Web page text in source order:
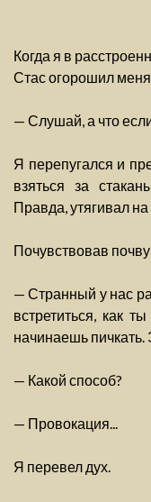
Когда я в
Стас огорошил
— Слушай, а что
Я перепугался и
взяться за
Правда, утягивал на
Почувствовав
— Странный у нас
встретиться, как
начинаешь
— Какой способ?
— Провокация...
Я перевел дух.